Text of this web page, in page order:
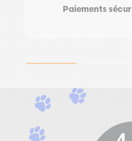
Paiements